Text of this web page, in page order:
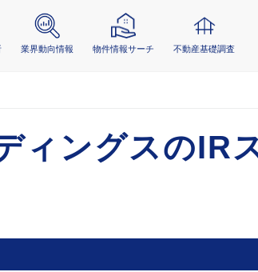
業界動向情報 物件情報サーチ 不動産基礎調査
ィングスのIR